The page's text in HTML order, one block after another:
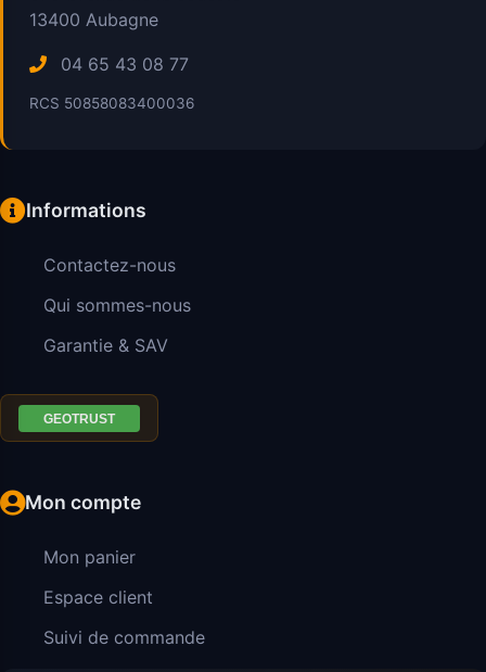
13400 Aubagne
04 65 43 08 77
RCS 50858083400036
Informations
Contactez-nous
Qui sommes-nous
Garantie & SAV
Mon compte
Mon panier
Espace client
Suivi de commande